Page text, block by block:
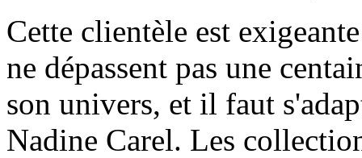
Cette clientèle est
ne dépassent pas une
son univers, et il faut
Nadine Carel. Les